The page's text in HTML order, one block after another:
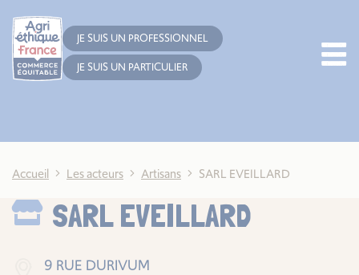
JE SUIS UN PROFESSIONNEL
JE SUIS UN PARTICULIER
Accueil Les acteurs Artisans SARL EVEILLARD
SARL EVEILLARD
9 RUE DURIVUM